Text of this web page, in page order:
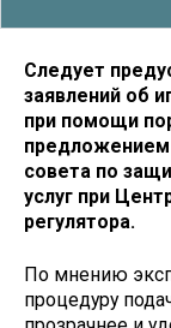
Следует
заявлений об
при помощи
предложением
совета по
услуг при
регулятора.
По мнению
процедуру